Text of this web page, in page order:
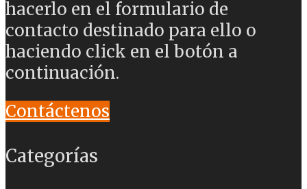
hacerlo en el formulario de
contacto destinado para ello o
haciendo click en el botón a
continuación.
Contáctenos
Categorías